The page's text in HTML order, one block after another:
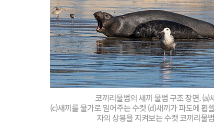
코끼리물범의 새끼 물범 구조 장면.
(c)새끼를 물가로 밀어주는 수컷 (d)새끼가 파도에 휩
자의 상봉을 지켜보는 수컷 코끼리물